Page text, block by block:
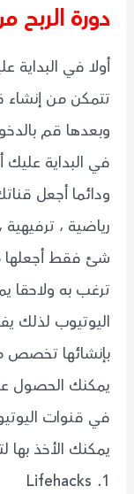
دورة الربح
تتمكن من إنشاء
وبعدها قم
في البداية عليك
ودائما أجعل
رياضية ،
شئ فقط أجعلها
ترغب به ولاحقا
اليوتيوب لذلك
بإنشائها تخصص
يمكنك الحصول
يمكنك الأخذ
1. Lifehacks